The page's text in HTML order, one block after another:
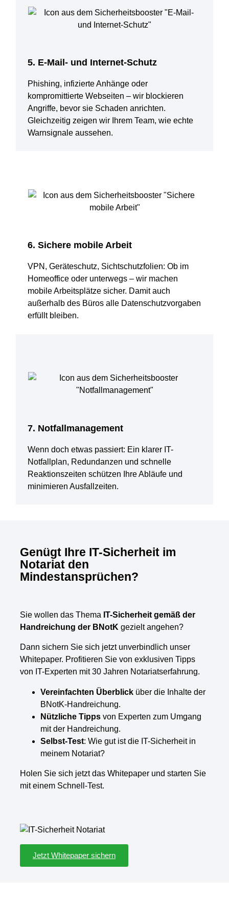
5. E-Mail- und Internet-Schutz
Phishing, infizierte Anhänge oder
kompromittierte Webseiten – wir blockieren
Angriffe, bevor sie Schaden anrichten.
Gleichzeitig zeigen wir Ihrem Team, wie echte
Warnsignale aussehen.
6. Sichere mobile Arbeit
VPN, Geräteschutz, Sichtschutzfolien: Ob im
Homeoffice oder unterwegs – wir machen
mobile Arbeitsplätze sicher. Damit auch
außerhalb des Büros alle Datenschutzvorgaben
erfüllt bleiben.
7. Notfallmanagement
Wenn doch etwas passiert: Ein klarer IT-
Notfallplan, Redundanzen und schnelle
Reaktionszeiten schützen Ihre Abläufe und
minimieren Ausfallzeiten.
Genügt Ihre IT-Sicherheit im
Notariat den
Mindestansprüchen?
Sie wollen das Thema IT-Sicherheit gemäß der
Handreichung der BNotK gezielt angehen?
Dann sichern Sie sich jetzt unverbindlich unser
Whitepaper. Profitieren Sie von exklusiven Tipps
von IT-Experten mit 30 Jahren Notariatserfahrung.
Vereinfachten Überblick über die Inhalte der
BNotK-Handreichung.
Nützliche Tipps von Experten zum Umgang
mit der Handreichung.
Selbst-Test: Wie gut ist die IT-Sicherheit in
meinem Notariat?
Holen Sie sich jetzt das Whitepaper und starten Sie
mit einem Schnell-Test.
Jetzt Whitepaper sichern